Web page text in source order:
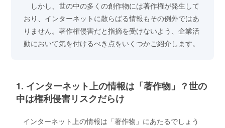
しかし、世の中の多くの創作物には著作権が発生して
おり、インターネットに散らばる情報もその例外ではあ
りません。著作権侵害だと指摘を受けないよう、企業活
動において気を付けるべき点をいくつかご紹介します。
1. インターネット上の情報は「著作物」？世の
中は権利侵害リスクだらけ
インターネット上の情報は「著作物」にあたるでしょう